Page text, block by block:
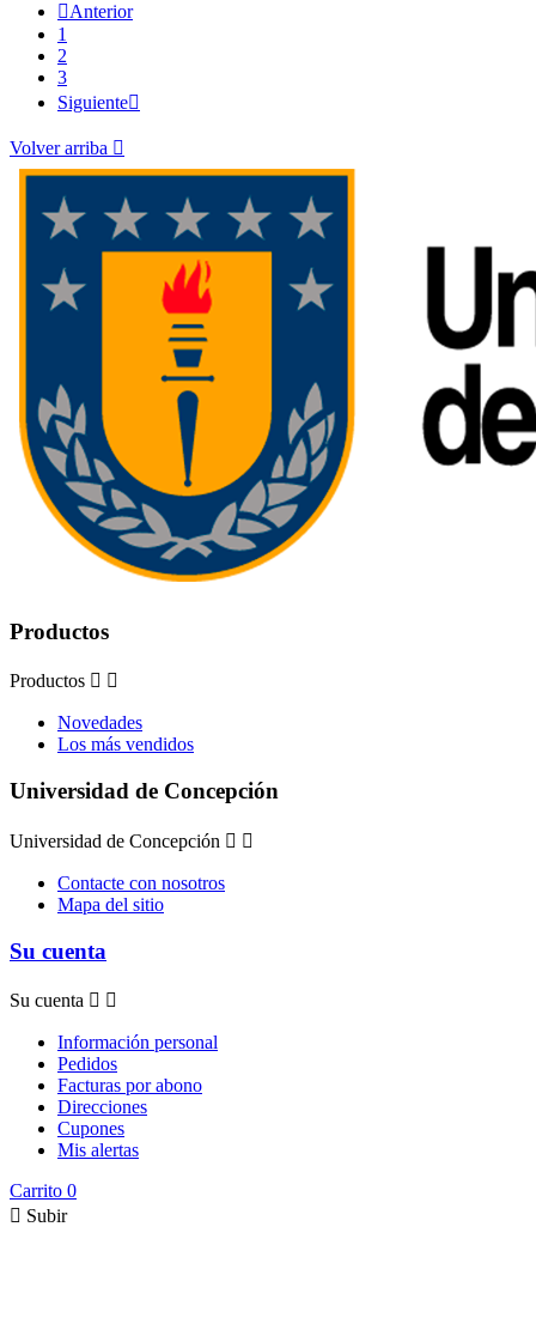
Anterior
1
2
3
Siguiente
Volver arriba 
Productos
Productos  
Novedades
Los más vendidos
Universidad de Concepción
Universidad de Concepción  
Contacte con nosotros
Mapa del sitio
Su cuenta
Su cuenta  
Información personal
Pedidos
Facturas por abono
Direcciones
Cupones
Mis alertas
Carrito 0
 Subir